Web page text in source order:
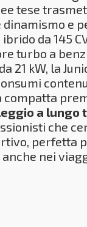
tese
e
da 145
turbo a
21 kW, la
compatta
a lungo
che
perfetta
nei